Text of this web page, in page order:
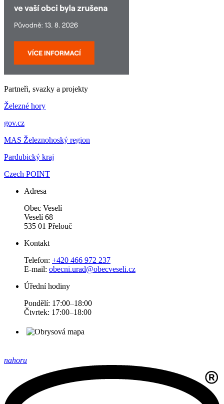
Partneři, svazky a projekty
Železné hory
gov.cz
MAS Železnohoský region
Pardubický kraj
Czech POINT
Adresa
Obec Veselí
Veselí 68
535 01 Přelouč
Kontakt
Telefon: +420 466 972 237
E-mail: obecni.urad@obecveseli.cz
Úřední hodiny
Pondělí: 17:00–18:00
Čtvrtek: 17:00–18:00
nahoru